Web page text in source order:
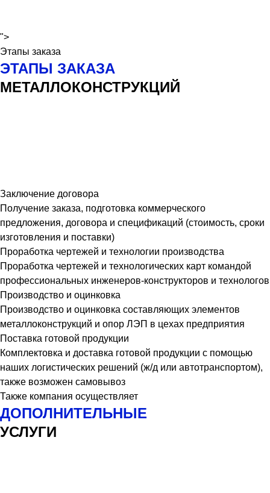
">
Этапы заказа
ЭТАПЫ ЗАКАЗА
МЕТАЛЛОКОНСТРУКЦИЙ
Заключение договора
Получение заказа, подготовка коммерческого
предложения, договора и спецификаций (стоимость, сроки
изготовления и поставки)
Проработка чертежей и технологии производства
Проработка чертежей и технологических карт командой
профессиональных инженеров-конструкторов и технологов
Производство и оцинковка
Производство и оцинковка составляющих элементов
металлоконструкций и опор ЛЭП в цехах предприятия
Поставка готовой продукции
Комплектовка и доставка готовой продукции с помощью
наших логистических решений (ж/д или автотранспортом),
также возможен самовывоз
Также компания осуществляет
ДОПОЛНИТЕЛЬНЫЕ
УСЛУГИ